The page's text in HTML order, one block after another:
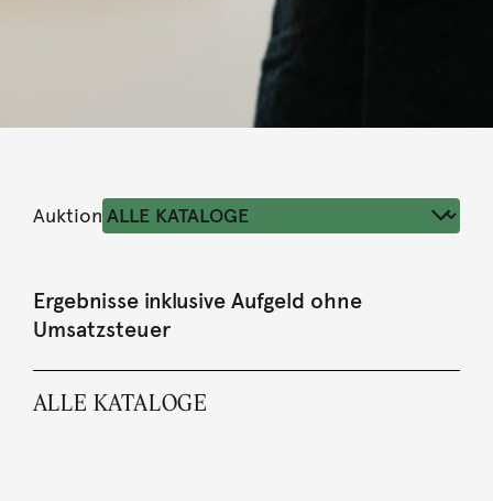
Auktion
Ergebnisse inklusive Aufgeld ohne
Umsatzsteuer
ALLE KATALOGE